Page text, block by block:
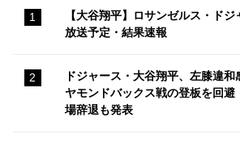
【大谷翔平】ロサンゼルス・ドジ
放送予定・結果速報
ドジャース・大谷翔平、左膝違和
ヤモンドバックス戦の登板を回
場辞退も発表